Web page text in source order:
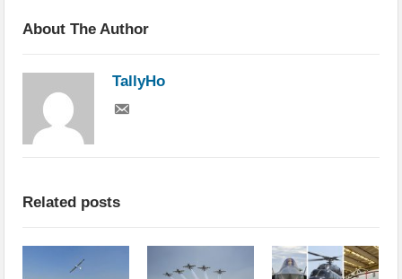
About The Author
TallyHo
Related posts